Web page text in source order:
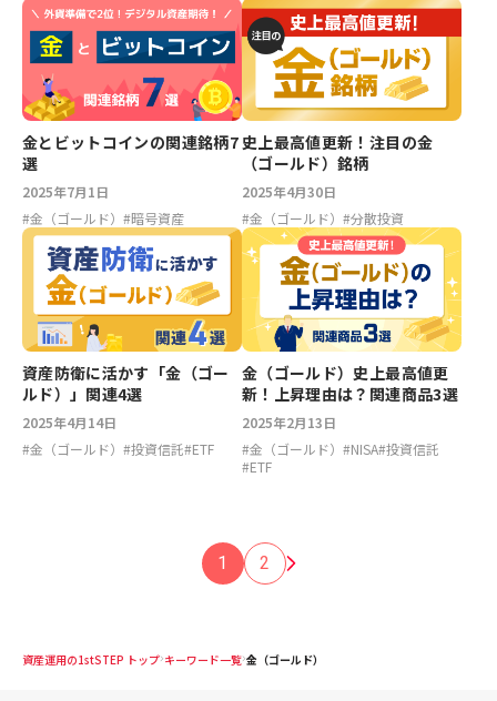
金とビットコインの関連銘柄7
選
2025年7月1日
#金（ゴールド） #暗号資産
史上最高値更新！注目の金
（ゴールド）銘柄
2025年4月30日
#金（ゴールド） #分散投資
資産防衛に活かす「金（ゴー
ルド）」関連4選
2025年4月14日
#金（ゴールド） #投資信託#ETF
金（ゴールド）史上最高値更
新！上昇理由は？関連商品3選
2025年2月13日
#金（ゴールド） #NISA#投資信託
#ETF
1 2
資産運用の1stSTEP トップ キーワード一覧 金（ゴールド）